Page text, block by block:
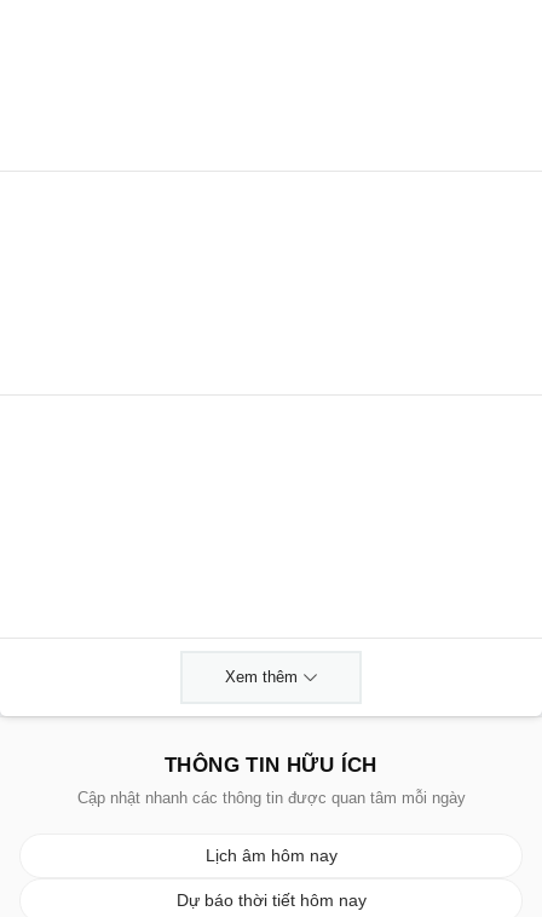
Xem thêm
THÔNG TIN HỮU ÍCH
Cập nhật nhanh các thông tin được quan tâm mỗi ngày
Lịch âm hôm nay
Dự báo thời tiết hôm nay